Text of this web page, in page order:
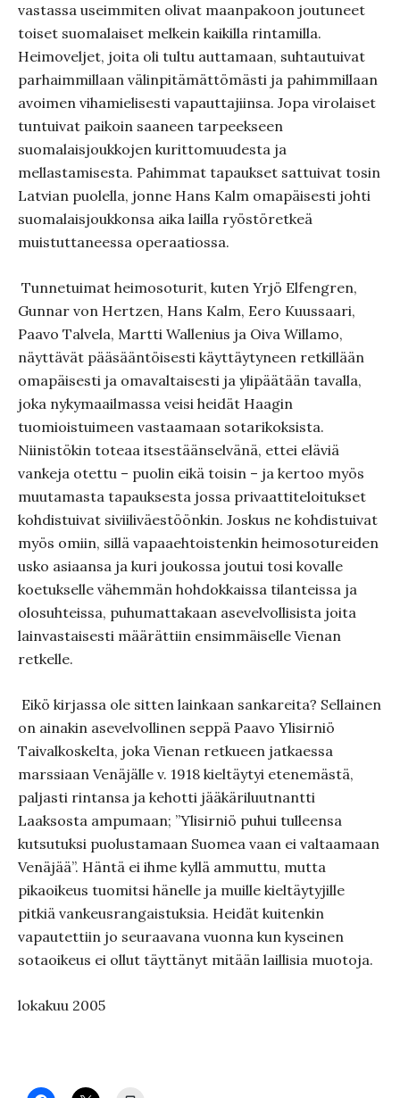
vastassa useimmiten olivat maanpakoon joutuneet
toiset suomalaiset melkein kaikilla rintamilla.
Heimoveljet, joita oli tultu auttamaan, suhtautuivat
parhaimmillaan välinpitämättömästi ja pahimmillaan
avoimen vihamielisesti vapauttajiinsa. Jopa virolaiset
tuntuivat paikoin saaneen tarpeekseen
suomalaisjoukkojen kurittomuudesta ja
mellastamisesta. Pahimmat tapaukset sattuivat tosin
Latvian puolella, jonne Hans Kalm omapäisesti johti
suomalaisjoukkonsa aika lailla ryöstöretkeä
muistuttaneessa operaatiossa.
Tunnetuimat heimosoturit, kuten Yrjö Elfengren,
Gunnar von Hertzen, Hans Kalm, Eero Kuussaari,
Paavo Talvela, Martti Wallenius ja Oiva Willamo,
näyttävät pääsääntöisesti käyttäytyneen retkillään
omapäisesti ja omavaltaisesti ja ylipäätään tavalla,
joka nykymaailmassa veisi heidät Haagin
tuomioistuimeen vastaamaan sotarikoksista.
Niinistökin toteaa itsestäänselvänä, ettei eläviä
vankeja otettu – puolin eikä toisin – ja kertoo myös
muutamasta tapauksesta jossa privaattiteloitukset
kohdistuivat siviiliväestöönkin. Joskus ne kohdistuivat
myös omiin, sillä vapaaehtoistenkin heimosotureiden
usko asiaansa ja kuri joukossa joutui tosi kovalle
koetukselle vähemmän hohdokkaissa tilanteissa ja
olosuhteissa, puhumattakaan asevelvollisista joita
lainvastaisesti määrättiin ensimmäiselle Vienan
retkelle.
Eikö kirjassa ole sitten lainkaan sankareita? Sellainen
on ainakin asevelvollinen seppä Paavo Ylisirniö
Taivalkoskelta, joka Vienan retkueen jatkaessa
marssiaan Venäjälle v. 1918 kieltäytyi etenemästä,
paljasti rintansa ja kehotti jääkäriluutnantti
Laaksosta ampumaan; ”Ylisirniö puhui tulleensa
kutsutuksi puolustamaan Suomea vaan ei valtaamaan
Venäjää”. Häntä ei ihme kyllä ammuttu, mutta
pikaoikeus tuomitsi hänelle ja muille kieltäytyjille
pitkiä vankeusrangaistuksia. Heidät kuitenkin
vapautettiin jo seuraavana vuonna kun kyseinen
sotaoikeus ei ollut täyttänyt mitään laillisia muotoja.
lokakuu 2005